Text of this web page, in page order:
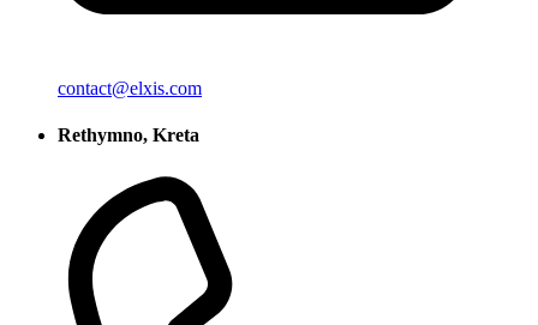
contact@elxis.com
Rethymno, Kreta